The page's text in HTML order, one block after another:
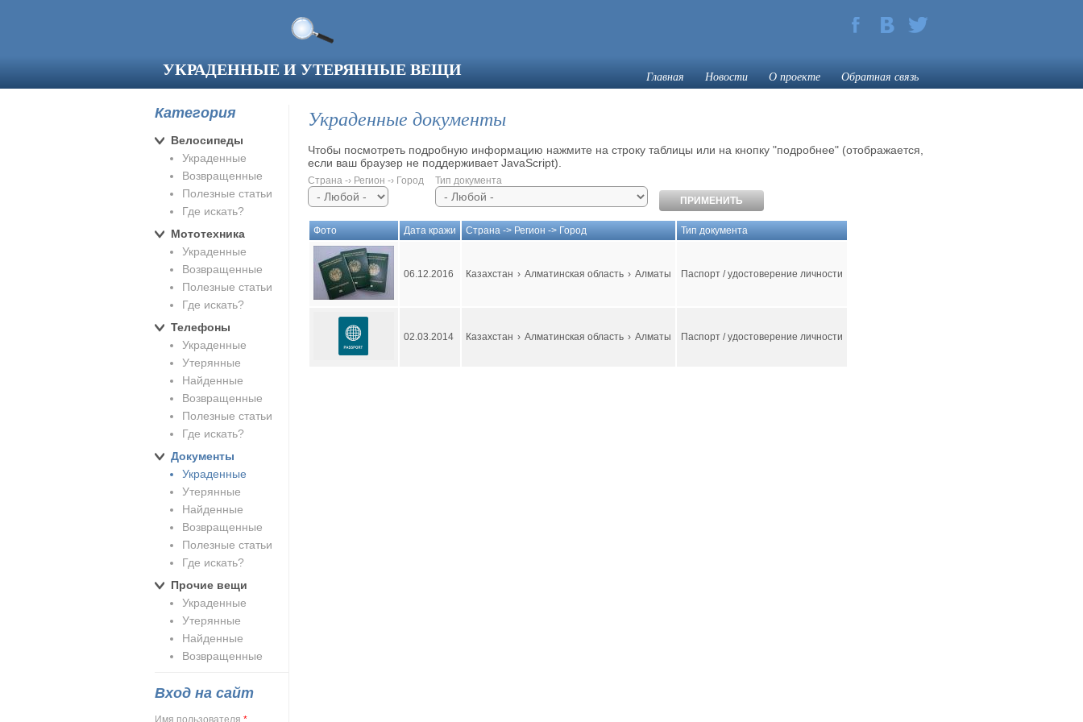
УКРАДЕННЫЕ И УТЕРЯННЫЕ ВЕЩИ Главная Новости О проекте Обратная связь
Украденные документы
Чтобы посмотреть подробную информацию нажмите на строку таблицы или на кнопку "подробнее" (отображается,
если ваш браузер не поддерживает JavaScript).
Страна -› Регион -› Город Тип документа
Фото Дата кражи Страна -> Регион -> Город Тип документа
06.12.2016 Казахстан › Алматинская область › Алматы Паспорт / удостоверение личности
02.03.2014 Казахстан › Алматинская область › Алматы Паспорт / удостоверение личности
Категория
Велосипеды
Украденные
Возвращенные
Полезные статьи
Где искать?
Мототехника
Украденные
Возвращенные
Полезные статьи
Где искать?
Телефоны
Украденные
Утерянные
Найденные
Возвращенные
Полезные статьи
Где искать?
Документы
Украденные
Утерянные
Найденные
Возвращенные
Полезные статьи
Где искать?
Прочие вещи
Украденные
Утерянные
Найденные
Возвращенные
Вход на сайт
Имя пользователя *